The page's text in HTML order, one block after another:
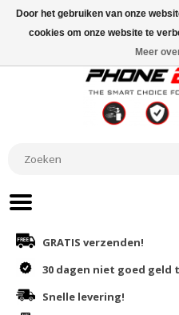
GRATIS verzenden!
30 dagen niet goed geld
Snelle levering!
Door het gebruiken van onze
cookies om onze website te
Meer